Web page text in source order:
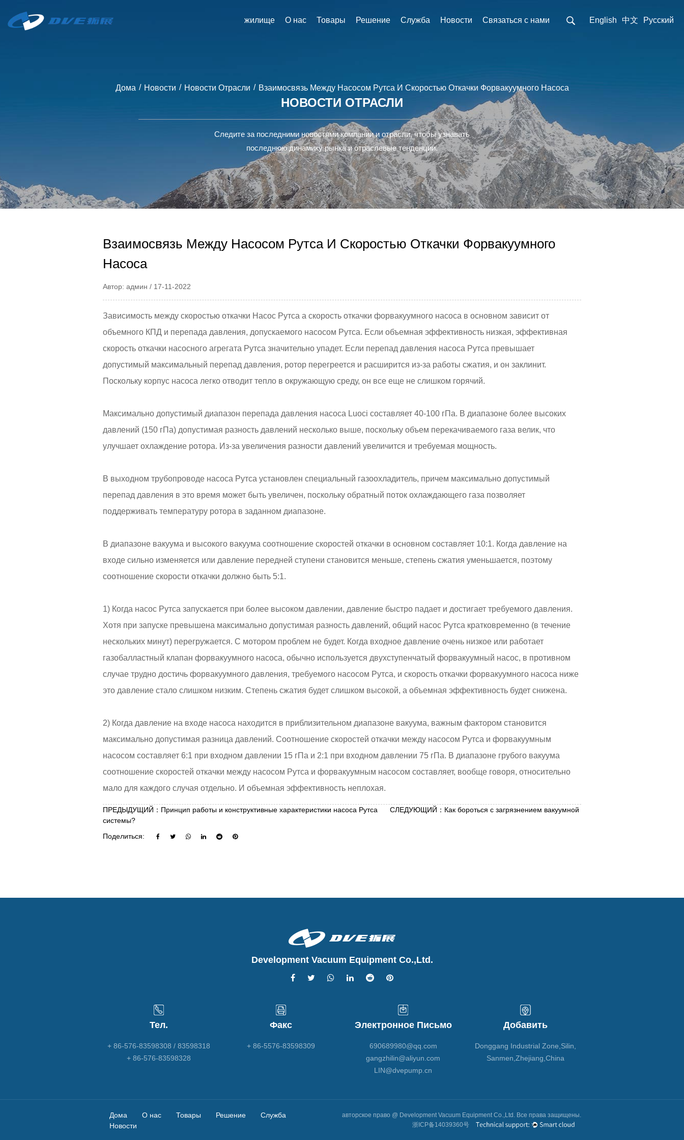
жилище О нас Товары Решение Служба Новости Связаться с нами English 中文 Pусский
Дома / Новости / Новости Отрасли / Взаимосвязь Между Насосом Рутса И Скоростью Откачки Форвакуумного Насоса
НОВОСТИ ОТРАСЛИ
Следите за последними новостями компании и отрасли, чтобы узнавать
последнюю динамику рынка и отраслевые тенденции.
Взаимосвязь Между Насосом Рутса И Скоростью Откачки Форвакуумного
Насоса
Автор: админ / 17-11-2022
Зависимость между скоростью откачки Насос Рутса а скорость откачки форвакуумного насоса в основном зависит от
объемного КПД и перепада давления, допускаемого насосом Рутса. Если объемная эффективность низкая, эффективная
скорость откачки насосного агрегата Рутса значительно упадет. Если перепад давления насоса Рутса превышает
допустимый максимальный перепад давления, ротор перегреется и расширится из-за работы сжатия, и он заклинит.
Поскольку корпус насоса легко отводит тепло в окружающую среду, он все еще не слишком горячий.
Максимально допустимый диапазон перепада давления насоса Luoci составляет 40-100 гПа. В диапазоне более высоких
давлений (150 гПа) допустимая разность давлений несколько выше, поскольку объем перекачиваемого газа велик, что
улучшает охлаждение ротора. Из-за увеличения разности давлений увеличится и требуемая мощность.
В выходном трубопроводе насоса Рутса установлен специальный газоохладитель, причем максимально допустимый
перепад давления в это время может быть увеличен, поскольку обратный поток охлаждающего газа позволяет
поддерживать температуру ротора в заданном диапазоне.
В диапазоне вакуума и высокого вакуума соотношение скоростей откачки в основном составляет 10:1. Когда давление на
входе сильно изменяется или давление передней ступени становится меньше, степень сжатия уменьшается, поэтому
соотношение скорости откачки должно быть 5:1.
1) Когда насос Рутса запускается при более высоком давлении, давление быстро падает и достигает требуемого давления.
Хотя при запуске превышена максимально допустимая разность давлений, общий насос Рутса кратковременно (в течение
нескольких минут) перегружается. С мотором проблем не будет. Когда входное давление очень низкое или работает
газобалластный клапан форвакуумного насоса, обычно используется двухступенчатый форвакуумный насос, в противном
случае трудно достичь форвакуумного давления, требуемого насосом Рутса, и скорость откачки форвакуумного насоса ниже
это давление стало слишком низким. Степень сжатия будет слишком высокой, а объемная эффективность будет снижена.
2) Когда давление на входе насоса находится в приблизительном диапазоне вакуума, важным фактором становится
максимально допустимая разница давлений. Соотношение скоростей откачки между насосом Рутса и форвакуумным
насосом составляет 6:1 при входном давлении 15 гПа и 2:1 при входном давлении 75 гПа. В диапазоне грубого вакуума
соотношение скоростей откачки между насосом Рутса и форвакуумным насосом составляет, вообще говоря, относительно
мало для каждого случая отдельно. И объемная эффективность неплохая.
ПРЕДЫДУЩИЙ：Принцип работы и конструктивные характеристики насоса Рутса
СЛЕДУЮЩИЙ：Как бороться с загрязнением вакуумной
системы?
Поделиться:
Development Vacuum Equipment Co.,Ltd.
Тел.
+ 86-576-83598308 / 83598318
+ 86-576-83598328
Факс
+ 86-5576-83598309
Электронное Письмо
690689980@qq.com
gangzhilin@aliyun.com
LIN@dvepump.cn
Добавить
Donggang Industrial Zone,Silin,
Sanmen,Zhejiang,China
Дома О нас Товары Решение
Служба
Новости
авторское право @ Development Vacuum Equipment Co.,Ltd. Все права защищены.
浙ICP备14039360号